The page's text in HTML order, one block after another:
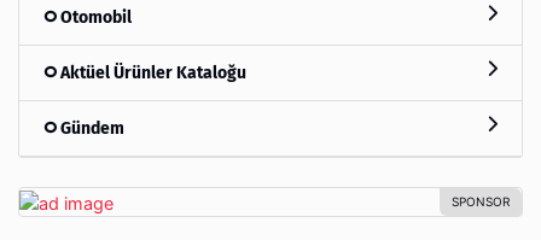
Otomobil
Aktüel Ürünler Kataloğu
Gündem